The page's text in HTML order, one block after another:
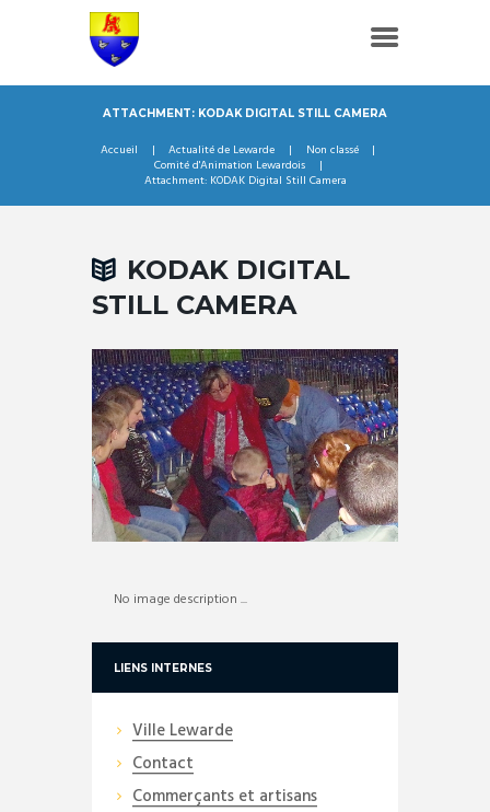
ATTACHMENT: KODAK DIGITAL STILL CAMERA
Accueil Actualité de Lewarde
Non classé
Comité d'Animation Lewardois
Attachment: KODAK Digital Still Camera
KODAK DIGITAL
STILL CAMERA
No image description ...
LIENS INTERNES
Ville Lewarde
Contact
Commerçants et artisans